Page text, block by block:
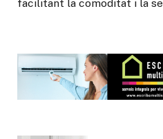
facilitant la comoditat i la